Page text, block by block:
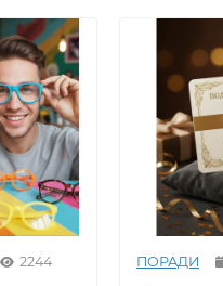
2244 ПОРАДИ